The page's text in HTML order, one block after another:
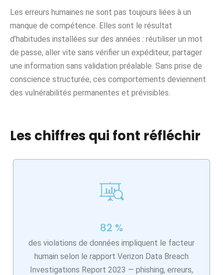
Les erreurs humaines ne sont pas toujours liées à un
manque de compétence. Elles sont le résultat
d’habitudes installées sur des années : réutiliser un mot
de passe, aller vite sans vérifier un expéditeur, partager
une information sans validation préalable. Sans prise de
conscience structurée, ces comportements deviennent
des vulnérabilités permanentes et prévisibles.
Les chiffres qui font réfléchir
82 %
des violations de données impliquent le facteur
humain selon le rapport Verizon Data Breach
Investigations Report 2023 — phishing, erreurs,